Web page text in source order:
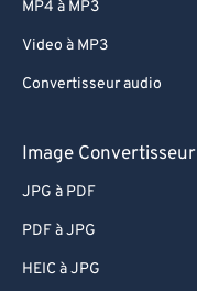
MP4 à MP3
Video à MP3
Convertisseur audio
Image Convertisseur
JPG à PDF
PDF à JPG
HEIC à JPG